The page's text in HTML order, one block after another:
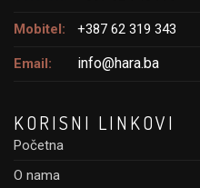
Mobitel: +387 62 319 343
Email: info@hara.ba
KORISNI LINKOVI
Početna
O nama